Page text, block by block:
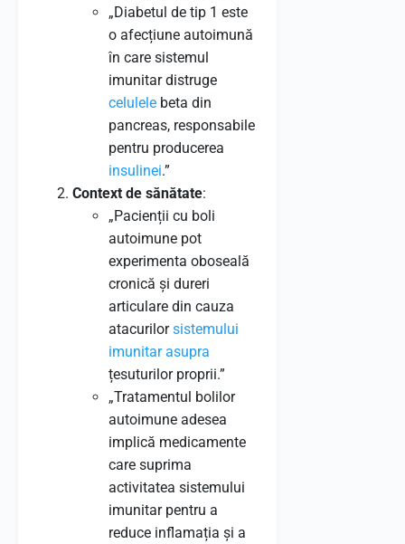
„Diabetul de tip 1 este
o afecțiune autoimună
în care sistemul
imunitar distruge
celulele beta din
pancreas, responsabile
pentru producerea
insulinei.”
Context de sănătate:
„Pacienții cu boli
autoimune pot
experimenta oboseală
cronică și dureri
articulare din cauza
atacurilorsistemului
imunitar asupra
țesuturilor proprii.”
„Tratamentul bolilor
autoimune adesea
implică medicamente
care suprima
activitatea sistemului
imunitar pentru a
reduce inflamația și a